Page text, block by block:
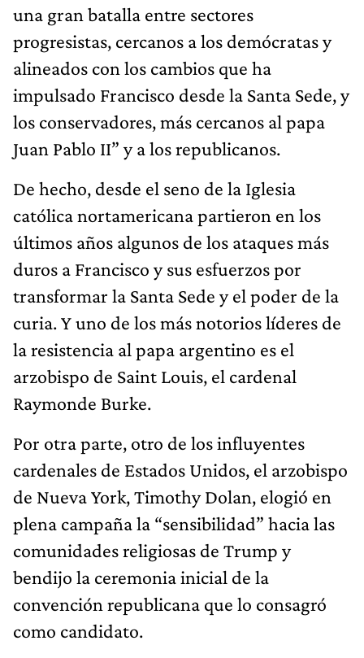
una gran batalla entre sectores
progresistas, cercanos a los demócratas y
alineados con los cambios que ha
impulsado Francisco desde la Santa Sede, y
los conservadores, más cercanos al papa
Juan Pablo II” y a los republicanos.
De hecho, desde el seno de la Iglesia
católica nortamericana partieron en los
últimos años algunos de los ataques más
duros a Francisco y sus esfuerzos por
transformar la Santa Sede y el poder de la
curia. Y uno de los más notorios líderes de
la resistencia al papa argentino es el
arzobispo de Saint Louis, el cardenal
Raymonde Burke.
Por otra parte, otro de los influyentes
cardenales de Estados Unidos, el arzobispo
de Nueva York, Timothy Dolan, elogió en
plena campaña la “sensibilidad” hacia las
comunidades religiosas de Trump y
bendijo la ceremonia inicial de la
convención republicana que lo consagró
como candidato.